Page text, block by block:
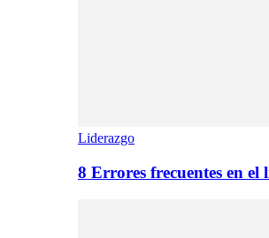
Liderazgo
8 Errores frecuentes en